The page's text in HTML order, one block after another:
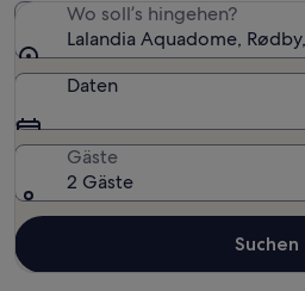
Wo soll’s hingehen?
Lalandia Aquadome,
Daten
Gäste
2 Gäste
Suchen